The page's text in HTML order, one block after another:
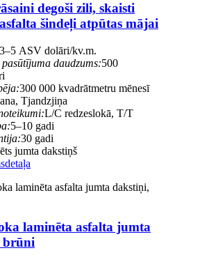
degoši zili, skaisti
šindeļi atpūtas mājai
3–5 ASV dolāri/kv.m.
daudzums:500
300 000 kvadrātmetru mēnesī
Tjandzjiņa
L/C redzeslokā, T/T
5–10 gadi
30 gadi
jumta dakstiņš
detaļa
laminēta asfalta jumta
brūni